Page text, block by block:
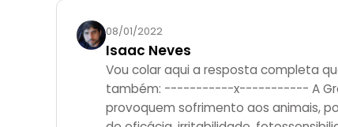
08/01/2022
Isaac Neves
Vou colar aqui a resposta completa
também: -----------x----------- A
provoquem sofrimento aos animais,